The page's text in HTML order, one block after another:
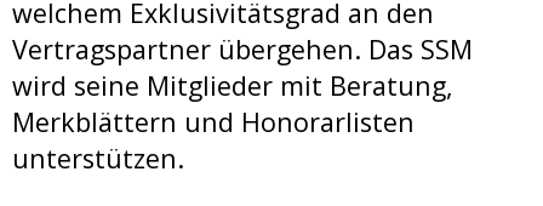
welchem Exklusivitätsgrad an den
Vertragspartner übergehen. Das SSM
wird seine Mitglieder mit Beratung,
Merkblättern und Honorarlisten
unterstützen.